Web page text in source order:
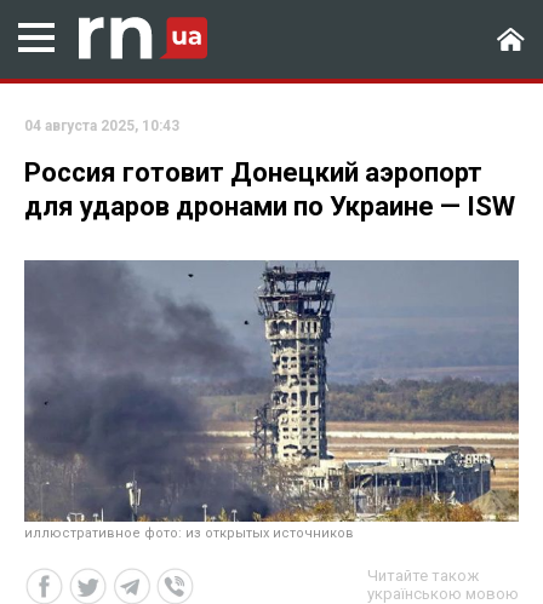
04 августа 2025, 10:43
Россия готовит Донецкий аэропорт
для ударов дронами по Украине — ISW
иллюстративное фото: из открытых источников
Читайте також
українською мовою